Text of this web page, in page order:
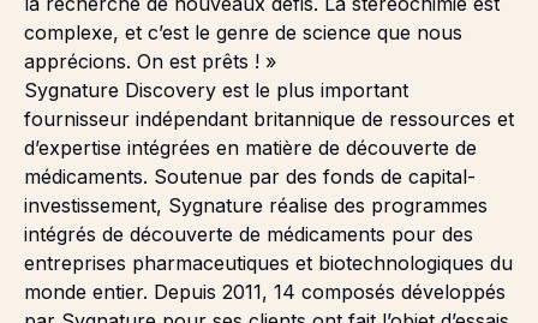
complexe, et c’est le genre de science que nous
apprécions. On est prêts ! »
Sygnature Discovery est le plus important
fournisseur indépendant britannique de ressources et
d’expertise intégrées en matière de découverte de
médicaments. Soutenue par des fonds de capital-
investissement, Sygnature réalise des programmes
intégrés de découverte de médicaments pour des
entreprises pharmaceutiques et biotechnologiques du
monde entier. Depuis 2011, 14 composés développés